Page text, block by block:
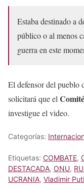
Estaba destinado a
público o al menos
guerra en este
El defensor del pueblo
solicitará que el
investigue el video.
Categorías:
Etiquetas: COMBATE,
DESTACADA, ONU,
UCRANIA, Vladimir